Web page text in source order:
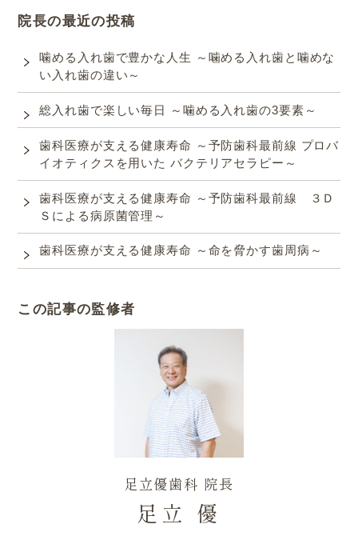
院長の最近の投稿
噛める入れ歯で豊かな人生 ～噛める入れ歯と噛めな
い入れ歯の違い～
総入れ歯で楽しい毎日 ～噛める入れ歯の3要素～
歯科医療が支える健康寿命 ～予防歯科最前線 プロバ
イオティクスを用いた バクテリアセラピー～
歯科医療が支える健康寿命 ～予防歯科最前線 ３Ｄ
Ｓによる病原菌管理～
歯科医療が支える健康寿命 ～命を脅かす歯周病～
この記事の監修者
足立優歯科 院長
足立 優